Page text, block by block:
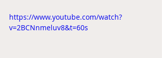
https://www.youtube.com/watch?
v=2BCNnmeluv8&t=60s